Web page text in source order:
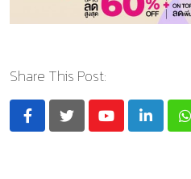
Share This Post:
YoutubeLinkedIn